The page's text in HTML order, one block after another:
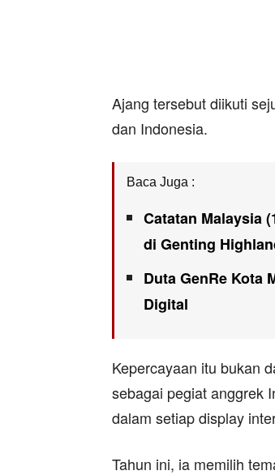
Ajang tersebut diikuti
dan Indonesia.
Baca Juga :
Catatan Malaysia
di Genting
Duta GenRe Kota
Digital
Kepercayaan itu bukan
sebagai pegiat anggrek
dalam setiap display
Tahun ini, ia memilih